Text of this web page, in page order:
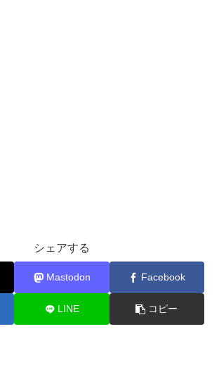
シェアする
Mastodon Facebook
LINE コピー